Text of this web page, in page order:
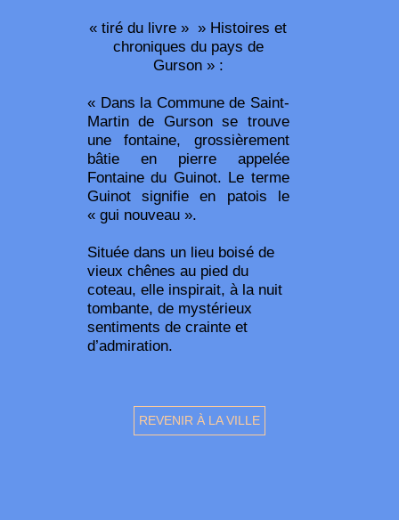
« tiré du livre » » Histoires et
chroniques du pays de
Gurson » :
« Dans la Commune de Saint-
Martin de Gurson se trouve
une fontaine, grossièrement
bâtie en pierre appelée
Fontaine du Guinot. Le terme
Guinot signifie en patois le
« gui nouveau ».
Située dans un lieu boisé de
vieux chênes au pied du
coteau, elle inspirait, à la nuit
tombante, de mystérieux
sentiments de crainte et
d’admiration.
REVENIR À LA VILLE